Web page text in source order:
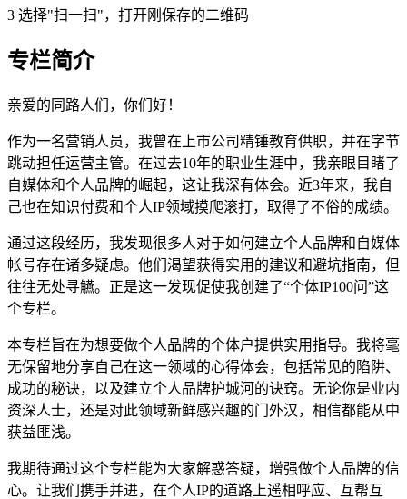
3 选择"扫一扫"，打开刚保存的二维码
专栏简介
亲爱的同路人们，你们好！
作为一名营销人员，我曾在上市公司精锤教育供职，并在字节
跳动担任运营主管。在过去10年的职业生涯中，我亲眼目睹了
自媒体和个人品牌的崛起，这让我深有体会。近3年来，我自
己也在知识付费和个人IP领域摸爬滚打，取得了不俗的成绩。
通过这段经历，我发现很多人对于如何建立个人品牌和自媒体
帐号存在诸多疑虑。他们渴望获得实用的建议和避坑指南，但
往往无处寻觾。正是这一发现促使我创建了“个体IP100问”这
个专栏。
本专栏旨在为想要做个人品牌的个体户提供实用指导。我将毫
无保留地分享自己在这一领域的心得体会，包括常见的陷阱、
成功的秘诀，以及建立个人品牌护城河的诀窍。无论你是业内
资深人士，还是对此领域新鲜感兴趣的门外汉，相信都能从中
获益匪浅。
我期待通过这个专栏能为大家解惑答疑，增强做个人品牌的信
心。让我们携手并进，在个人IP的道路上遥相呼应、互帮互